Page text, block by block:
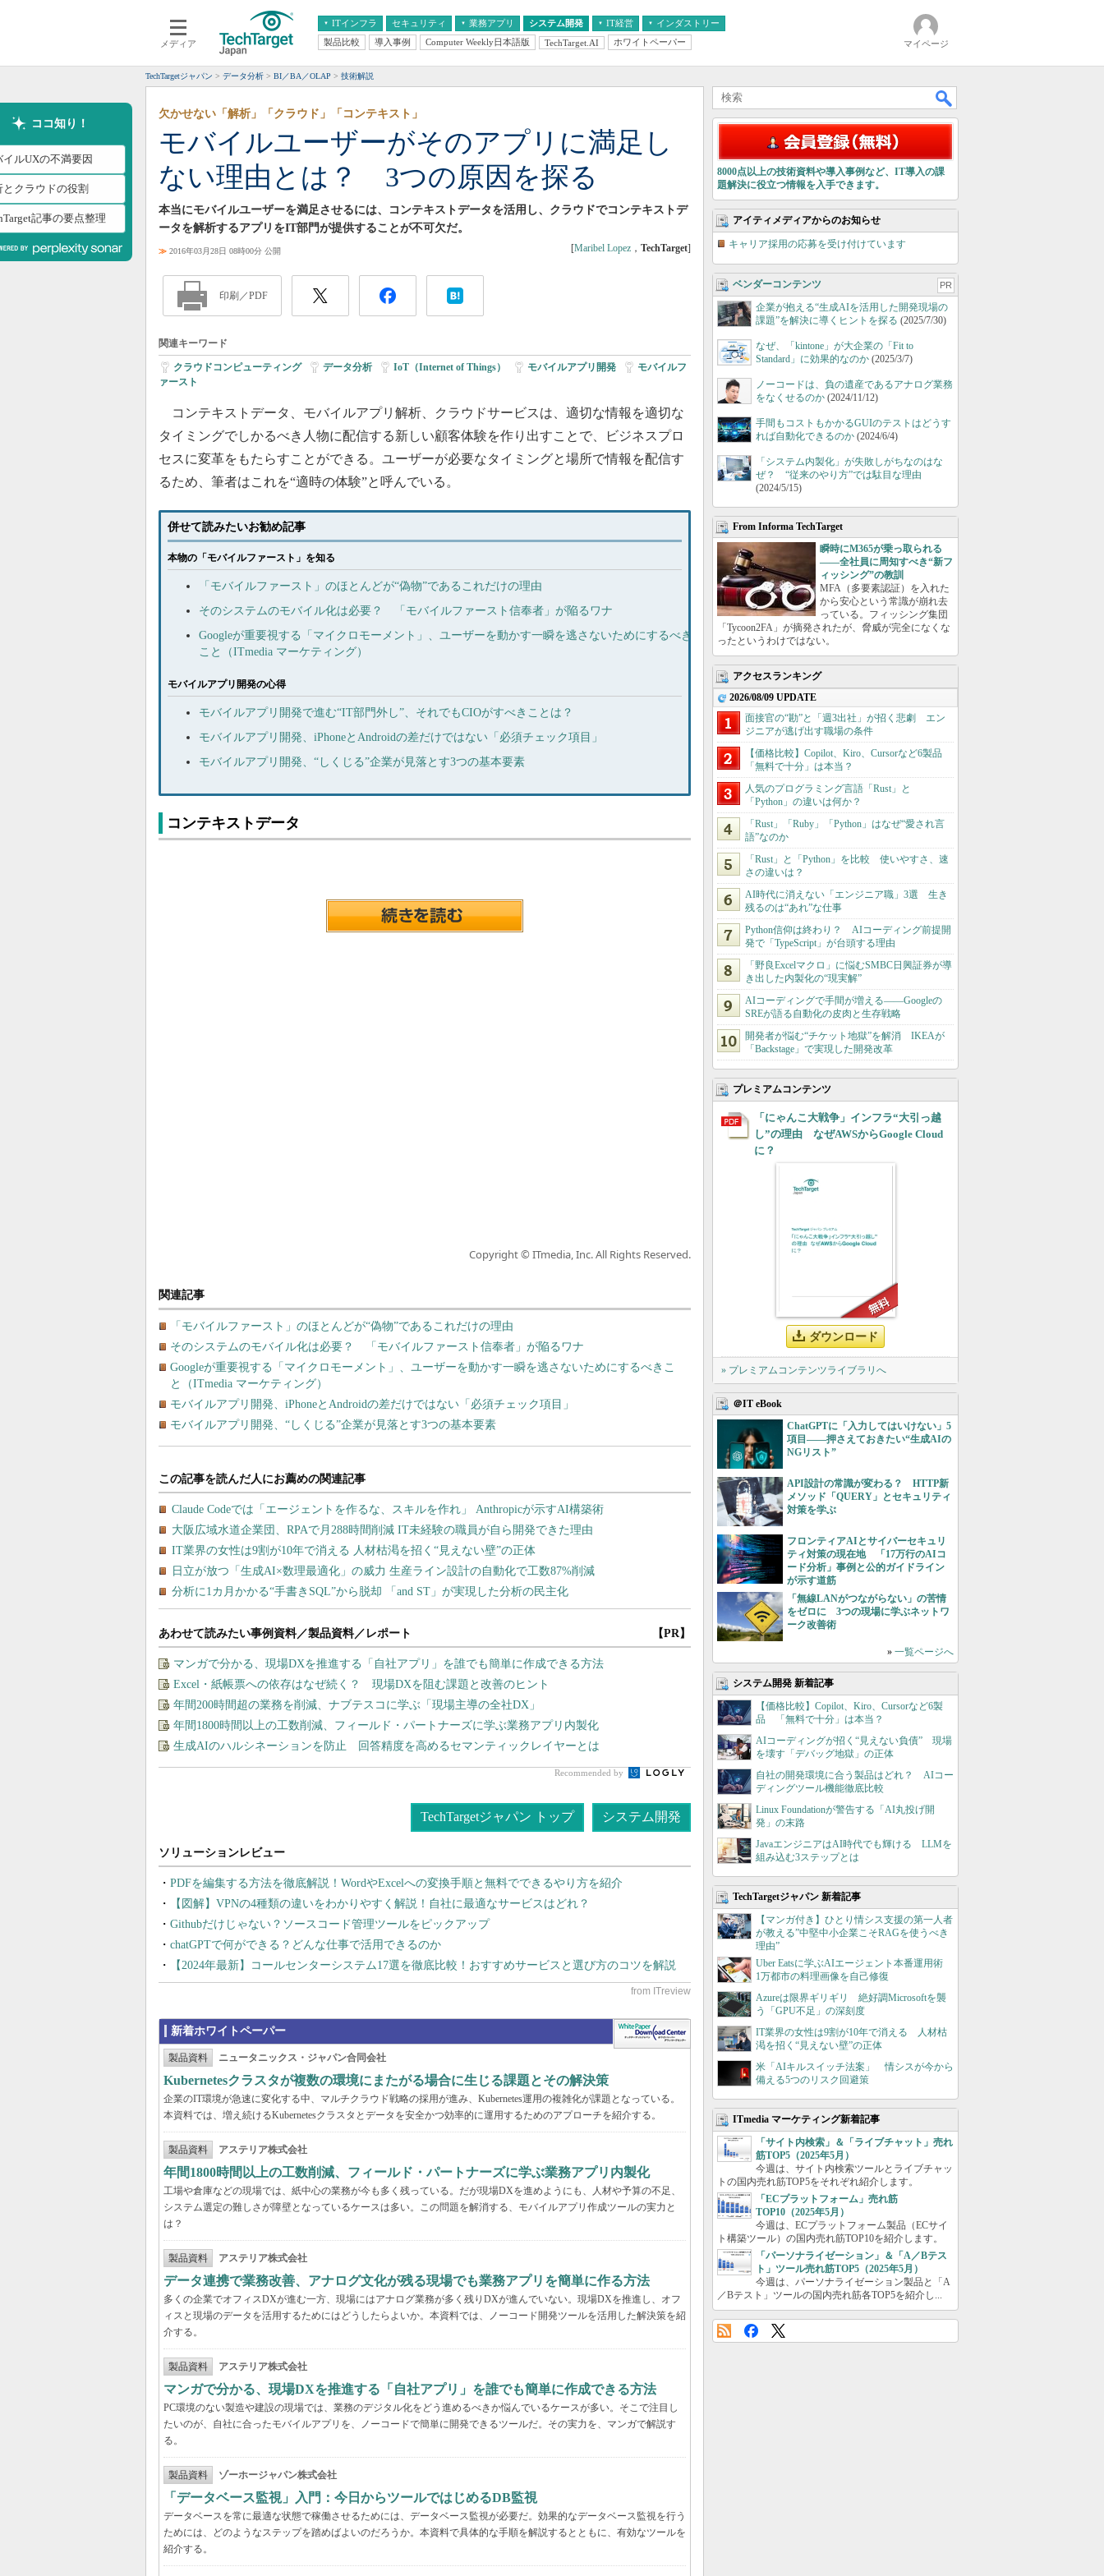
メディア
ITインフラ
クラウド
スマートモバイル
ネットワーク
システム運用管理
セキュリティ 業務アプリ
エンタープライズAI
ERP
CX
情報系システム
システム開発 IT経営
経営とIT
インダストリー
医療IT
製品比較 導入事例 Computer Weekly日本語版 TechTarget.AI ホワイトペーパー マイページ
TechTargetジャパン データ分析 BI／BA／OLAP 技術解説
ココ知り！
イルUXの不満要因
とクラウドの役割
記事の要点整理
モバイルユーザーがそのアプリに満足し
ない理由とは？ 3つの原因を探る
欠かせない「解析」「クラウド」「コンテキスト」
本当にモバイルユーザーを満足させるには、コンテキストデータを活用し、クラウドでコンテキストデ
ータを解析するアプリをIT部門が提供することが不可欠だ。
≫ 2016年03月28日 08時00分 公開 [Maribel Lopez ， TechTarget]
印刷／PDF
関連キーワード
クラウドコンピューティング| データ分析 IoT（Internet of Things） モバイルアプリ開発
モバイルフ
ァースト
コンテキストデータ、モバイルアプリ解析、クラウドサービスは、適切な情報を適切な
タイミングでしかるべき人物に配信する新しい顧客体験を作り出すことで、ビジネスプロ
セスに変革をもたらすことができる。ユーザーが必要なタイミングと場所で情報を配信す
るため、筆者はこれを“適時の体験”と呼んでいる。
併せて読みたいお勧め記事
本物の「モバイルファースト」を知る
「モバイルファースト」のほとんどが“偽物”であるこれだけの理由
そのシステムのモバイル化は必要？ 「モバイルファースト信奉者」が陥るワナ
Googleが重要視する「マイクロモーメント」、ユーザーを動かす一瞬を逃さないためにするべき
こと（ITmedia マーケティング）
モバイルアプリ開発の心得
モバイルアプリ開発で進む“IT部門外し”、それでもCIOがすべきことは？
モバイルアプリ開発、iPhoneとAndroidの差だけではない「必須チェック項目」
モバイルアプリ開発、“しくじる”企業が見落とす3つの基本要素
コンテキストデータ
Copyright © ITmedia, Inc. All Rights Reserved.
関連記事
「モバイルファースト」のほとんどが“偽物”であるこれだけの理由
そのシステムのモバイル化は必要？ 「モバイルファースト信奉者」が陥るワナ
Googleが重要視する「マイクロモーメント」、ユーザーを動かす一瞬を逃さないためにするべきこ
と（ITmedia マーケティング）
モバイルアプリ開発、iPhoneとAndroidの差だけではない「必須チェック項目」
モバイルアプリ開発、“しくじる”企業が見落とす3つの基本要素
あわせて読みたい事例資料／製品資料／レポート 【PR】
マンガで分かる、現場DXを推進する「自社アプリ」を誰でも簡単に作成できる方法
Excel・紙帳票への依存はなぜ続く？ 現場DXを阻む課題と改善のヒント
年間200時間超の業務を削減、ナブテスコに学ぶ「現場主導の全社DX」
年間1800時間以上の工数削減、フィールド・パートナーズに学ぶ業務アプリ内製化
生成AIのハルシネーションを防止 回答精度を高めるセマンティックレイヤーとは
Recommended by
TechTargetジャパン トップ システム開発
PDFを編集する方法を徹底解説！WordやExcelへの変換手順と無料でできるやり方を紹介
【図解】VPNの4種類の違いをわかりやすく解説！自社に最適なサービスはどれ？
Githubだけじゃない？ソースコード管理ツールをピックアップ
chatGPTで何ができる？どんな仕事で活用できるのか
【2024年最新】コールセンターシステム17選を徹底比較！おすすめサービスと選び方のコツを解説
新着ホワイトペーパー
製品資料 ニュータニックス・ジャパン合同会社
Kubernetesクラスタが複数の環境にまたがる場合に生じる課題とその解決策
企業のIT環境が急速に変化する中、マルチクラウド戦略の採用が進み、Kubernetes運用の複雑化が課題となっている。
本資料では、増え続けるKubernetesクラスタとデータを安全かつ効率的に運用するためのアプローチを紹介する。
製品資料 アステリア株式会社
年間1800時間以上の工数削減、フィールド・パートナーズに学ぶ業務アプリ内製化
工場や倉庫などの現場では、紙中心の業務が今も多く残っている。だが現場DXを進めようにも、人材や予算の不足、
システム選定の難しさが障壁となっているケースは多い。この問題を解消する、モバイルアプリ作成ツールの実力と
は？
製品資料 アステリア株式会社
データ連携で業務改善、アナログ文化が残る現場でも業務アプリを簡単に作る方法
多くの企業でオフィスDXが進む一方、現場にはアナログ業務が多く残りDXが進んでいない。現場DXを推進し、オフ
ィスと現場のデータを活用するためにはどうしたらよいか。本資料では、ノーコード開発ツールを活用した解決策を紹
介する。
製品資料 アステリア株式会社
マンガで分かる、現場DXを推進する「自社アプリ」を誰でも簡単に作成できる方法
PC環境のない製造や建設の現場では、業務のデジタル化をどう進めるべきか悩んでいるケースが多い。そこで注目し
たいのが、自社に合ったモバイルアプリを、ノーコードで簡単に開発できるツールだ。その実力を、マンガで解説す
る。
製品資料 ゾーホージャパン株式会社
「データベース監視」入門：今日からツールではじめるDB監視
データベースを常に最適な状態で稼働させるためには、データベース監視が必要だ。効果的なデータベース監視を行う
ためには、どのようなステップを踏めばよいのだろうか。本資料で具体的な手順を解説するとともに、有効なツールを
紹介する。
8000点以上の技術資料や導入事例など、IT導入の課
題解決に役立つ情報を入手できます。
アイティメディアからのお知らせ
キャリア採用の応募を受け付けています
ベンダーコンテンツ PR
企業が抱える“生成AIを活用した開発現場の
課題”を解決に導くヒントを探る (2025/7/30)
なぜ、「kintone」が大企業の「Fit to
Standard」に効果的なのか (2025/3/7)
ノーコードは、負の遺産であるアナログ業務
をなくせるのか (2024/11/12)
手間もコストもかかるGUIのテストはどうす
れば自動化できるのか (2024/6/4)
「システム内製化」が失敗しがちなのはな
ぜ？ “従来のやり方”では駄目な理由
(2024/5/15)
From Informa TechTarget
瞬時にM365が乗っ取られる
――全社員に周知すべき“新フ
ィッシング”の教訓
MFA（多要素認証）を入れた
から安心という常識が崩れ去
っている。フィッシング集団
「Tycoon2FA」が摘発されたが、脅威が完全になくな
ったというわけではない。
アクセスランキング
2026/08/09 UPDATE
面接官の“勘”と「週3出社」が招く悲劇 エン
ジニアが逃げ出す職場の条件
【価格比較】Copilot、Kiro、Cursorなど6製品
「無料で十分」は本当？
人気のプログラミング言語「Rust」と
「Python」の違いは何か？
「Rust」「Ruby」「Python」はなぜ“愛され言
語”なのか
「Rust」と「Python」を比較 使いやすさ、速
さの違いは？
AI時代に消えない「エンジニア職」3選 生き
残るのは“あれ”な仕事
Python信仰は終わり？ AIコーディング前提開
発で「TypeScript」が台頭する理由
「野良Excelマクロ」に悩むSMBC日興証券が導
き出した内製化の“現実解”
AIコーディングで手間が増える――Googleの
SREが語る自動化の皮肉と生存戦略
開発者が悩む“チケット地獄”を解消 IKEAが
「Backstage」で実現した開発改革
プレミアムコンテンツ
「にゃんこ大戦争」インフラ“大引っ越
し”の理由 なぜAWSからGoogle Cloud
に？
ダウンロード
» プレミアムコンテンツライブラリへ
＠IT eBook
ChatGPTに「入力してはいけない」5
項目――押さえておきたい“生成AIの
NGリスト”
API設計の常識が変わる？ HTTP新
メソッド「QUERY」とセキュリティ
対策を学ぶ
フロンティアAIとサイバーセキュリ
ティ対策の現在地 「17万行のAIコ
ード分析」事例と公的ガイドライン
が示す道筋
「無線LANがつながらない」の苦情
をゼロに 3つの現場に学ぶネットワ
ーク改善術
» 一覧ページへ
システム開発 新着記事
【価格比較】Copilot、Kiro、Cursorなど6製
品 「無料で十分」は本当？
AIコーディングが招く“見えない負債” 現場
を壊す「デバッグ地獄」の正体
自社の開発環境に合う製品はどれ？ AIコー
ディングツール機能徹底比較
Linux Foundationが警告する「AI丸投げ開
発」の末路
JavaエンジニアはAI時代でも輝ける LLMを
組み込む3ステップとは
TechTargetジャパン 新着記事
【マンガ付き】ひとり情シス支援の第一人者
が教える”中堅中小企業こそRAGを使うべき
理由”
Uber Eatsに学ぶAIエージェント本番運用術
1万都市の料理画像を自己修復
Azureは限界ギリギリ 絶好調Microsoftを襲
う「GPU不足」の深刻度
IT業界の女性は9割が10年で消える 人材枯
渇を招く“見えない壁”の正体
米「AIキルスイッチ法案」 情シスが今から
備える5つのリスク回避策
ITmedia マーケティング新着記事
「サイト内検索」＆「ライブチャット」売れ
筋TOP5（2025年5月）
今週は、サイト内検索ツールとライブチャッ
トの国内売れ筋TOP5をそれぞれ紹介します。
「ECプラットフォーム」売れ筋
TOP10（2025年5月）
今週は、ECプラットフォーム製品（ECサイ
ト構築ツール）の国内売れ筋TOP10を紹介します。
「パーソナライゼーション」＆「A／Bテス
ト」ツール売れ筋TOP5（2025年5月）
今週は、パーソナライゼーション製品と「A
／Bテスト」ツールの国内売れ筋各TOP5を紹介し...